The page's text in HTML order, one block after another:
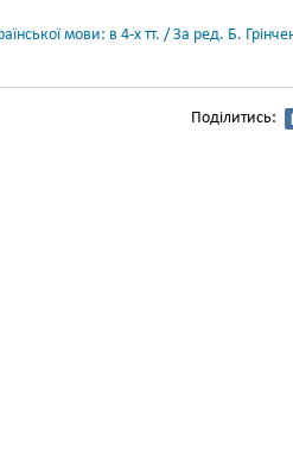
мови: в 4-х тт. / За ред. Б.
Поділитись: